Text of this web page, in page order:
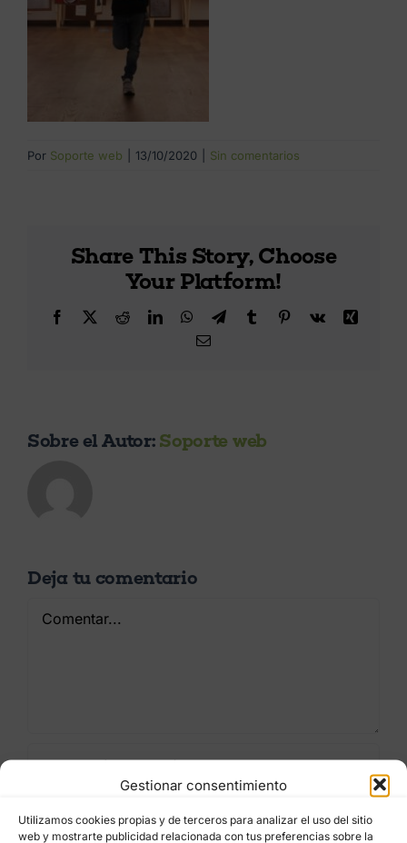
Gestionar consentimiento
Utilizamos cookies propias y de terceros para analizar el uso del sitio
web y mostrarte publicidad relacionada con tus preferencias sobre la
Por Soporte web 13/10/2020 Sin comentarios
Share This Story, Choose
Your Platform!
Facebook
X RedditLinkedInWhatsApp
TelegramTumblr Pinterest
Vk
Xing
Correo
Sobre el Autor: Soporte web
Deja tu comentario
Comentar